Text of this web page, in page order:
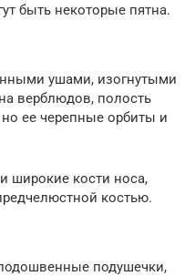
быть некоторые пятна.
ушами, изогнутыми
верблюдов, полость
ее черепные орбиты и
широкие кости носа,
костью.
подушечки,